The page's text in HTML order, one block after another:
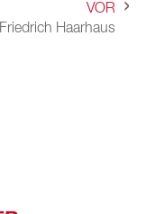
VOR
Friedrich Haarhaus